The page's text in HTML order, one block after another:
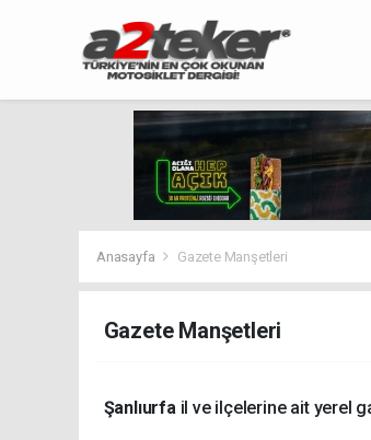
Anasayfa Gazete Manşetleri
Gazete Manşetleri
Şanlıurfa il ve ilçelerine ait yerel